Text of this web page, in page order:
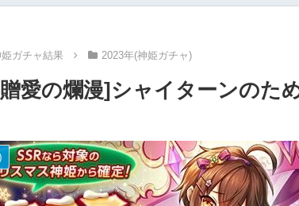
ガチャ結果 2023年(神姫ガチャ)
愛の爛漫]シャイターンのた